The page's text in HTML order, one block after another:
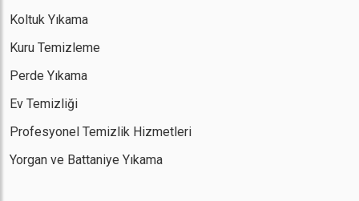
Koltuk Yıkama
Kuru Temizleme
Perde Yıkama
Ev Temizliği
Profesyonel Temizlik Hizmetleri
Yorgan ve Battaniye Yıkama